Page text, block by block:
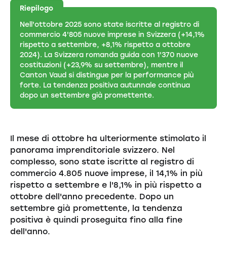
Riepilogo
Nell'ottobre 2025 sono state iscritte al registro di
commercio 4'805 nuove imprese in Svizzera (+14,1%
rispetto a settembre, +8,1% rispetto a ottobre
2024). La Svizzera romanda guida con 1'370 nuove
costituzioni (+23,9% su settembre), mentre il
Canton Vaud si distingue per la performance più
forte. La tendenza positiva autunnale continua
dopo un settembre già promettente.
Il mese di ottobre ha ulteriormente stimolato il
panorama imprenditoriale svizzero. Nel
complesso, sono state iscritte al registro di
commercio 4.805 nuove imprese, il 14,1% in più
rispetto a settembre e l'8,1% in più rispetto a
ottobre dell'anno precedente. Dopo un
settembre già promettente, la tendenza
positiva è quindi proseguita fino alla fine
dell'anno.